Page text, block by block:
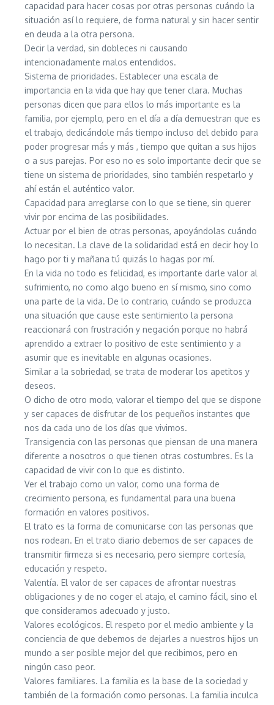
capacidad para hacer cosas por otras personas cuándo la
situación así lo requiere, de forma natural y sin hacer sentir
en deuda a la otra persona.
Decir la verdad, sin dobleces ni causando
intencionadamente malos entendidos.
Sistema de prioridades. Establecer una escala de
importancia en la vida que hay que tener clara. Muchas
personas dicen que para ellos lo más importante es la
familia, por ejemplo, pero en el día a día demuestran que es
el trabajo, dedicándole más tiempo incluso del debido para
poder progresar más y más , tiempo que quitan a sus hijos
o a sus parejas. Por eso no es solo importante decir que se
tiene un sistema de prioridades, sino también respetarlo y
ahí están el auténtico valor.
Capacidad para arreglarse con lo que se tiene, sin querer
vivir por encima de las posibilidades.
Actuar por el bien de otras personas, apoyándolas cuándo
lo necesitan. La clave de la solidaridad está en decir hoy lo
hago por ti y mañana tú quizás lo hagas por mí.
En la vida no todo es felicidad, es importante darle valor al
sufrimiento, no como algo bueno en sí mismo, sino como
una parte de la vida. De lo contrario, cuándo se produzca
una situación que cause este sentimiento la persona
reaccionará con frustración y negación porque no habrá
aprendido a extraer lo positivo de este sentimiento y a
asumir que es inevitable en algunas ocasiones.
Similar a la sobriedad, se trata de moderar los apetitos y
deseos.
O dicho de otro modo, valorar el tiempo del que se dispone
y ser capaces de disfrutar de los pequeños instantes que
nos da cada uno de los días que vivimos.
Transigencia con las personas que piensan de una manera
diferente a nosotros o que tienen otras costumbres. Es la
capacidad de vivir con lo que es distinto.
Ver el trabajo como un valor, como una forma de
crecimiento persona, es fundamental para una buena
formación en valores positivos.
El trato es la forma de comunicarse con las personas que
nos rodean. En el trato diario debemos de ser capaces de
transmitir firmeza si es necesario, pero siempre cortesía,
educación y respeto.
Valentía. El valor de ser capaces de afrontar nuestras
obligaciones y de no coger el atajo, el camino fácil, sino el
que consideramos adecuado y justo.
Valores ecológicos. El respeto por el medio ambiente y la
conciencia de que debemos de dejarles a nuestros hijos un
mundo a ser posible mejor del que recibimos, pero en
ningún caso peor.
Valores familiares. La familia es la base de la sociedad y
también de la formación como personas. La familia inculca